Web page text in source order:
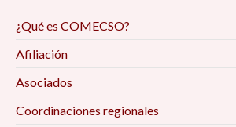
¿Qué es COMECSO?
Afiliación
Asociados
Coordinaciones regionales